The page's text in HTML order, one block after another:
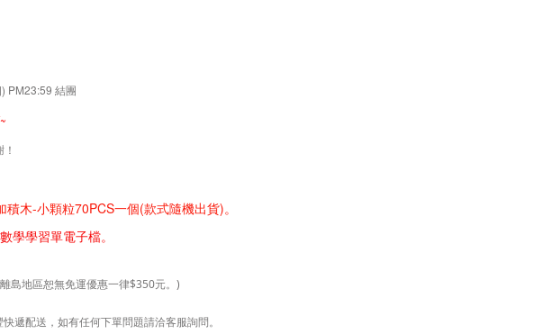
PM23:59 結團
木-小顆粒70PCS一個(款式隨機出貨)。
學學習單電子檔。
島地區恕無免運優惠一律$350元。)
遞配送，如有任何下單問題請洽客服詢問。